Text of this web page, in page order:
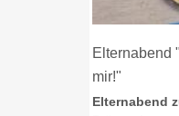
Elternabend
mir!"
Elternabend